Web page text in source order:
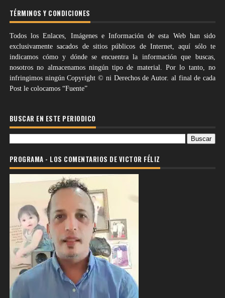
TÉRMINOS Y CONDICIONES
Todos los Enlaces, Imágenes e Información de esta Web han sido
exclusivamente sacados de sitios públicos de Internet, aquí sólo te
indicamos cómo y dónde se encuentra la información que buscas,
nosotros no almacenamos ningún tipo de material. Por lo tanto, no
infringimos ningún Copyright © ni Derechos de Autor. al final de cada
Post le colocamos “Fuente”
BUSCAR EN ESTE PERIODICO
PROGRAMA - LOS COMENTARIOS DE VICTOR FÉLIZ